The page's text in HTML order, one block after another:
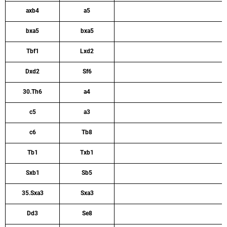
axb4 a5
bxa5 bxa5
Tbf1 Lxd2
Dxd2 Sf6
30.Th6 a4
c5 a3
c6 Tb8
Tb1 Txb1
Sxb1 Sb5
35.Sxa3 Sxa3
Dd3 Se8